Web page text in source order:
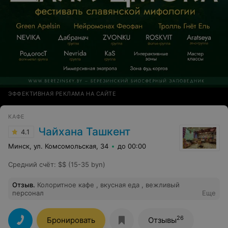
ЭФФЕКТИВНАЯ РЕКЛАМА НА САЙТЕ
КАФЕ
4.1 Чайхана Ташкент
Минск, ул. Комсомольская, 34 до 00:00
Средний счёт: $$ (15-35 byn)
Отзыв. Колоритное кафе , вкусная еда , вежливый
персонал
Еще
Бронировать Отзывы26